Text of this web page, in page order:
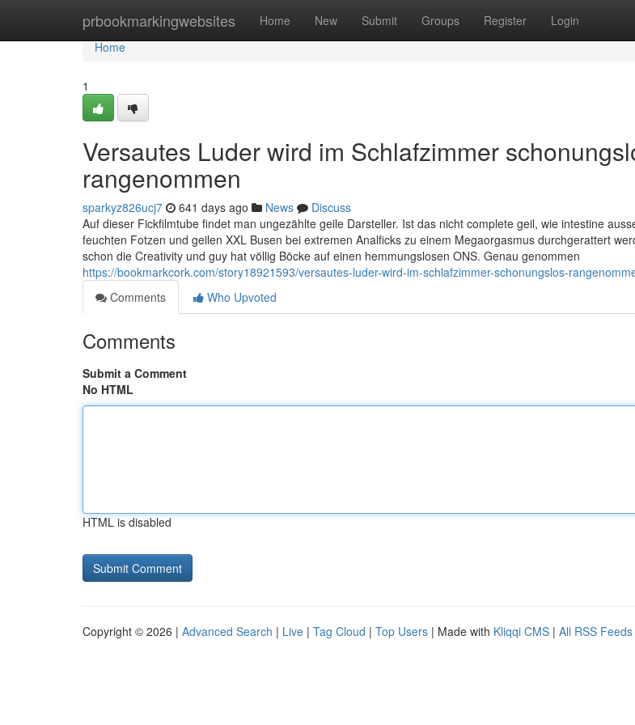
prbookmarkingwebsites Home New Submit Groups Register Login
Home
Home
1
Versautes Luder wird im Schlafzimmer
rangenommen
sparkyz826ucj7 641 days ago News
Discuss
Auf dieser Fickfilmtube findet man ungezählte geile Darsteller. Ist das nicht complete geil, wie intestine
feuchten Fotzen und geilen XXL Busen bei extremen Analficks zu einem Megaorgasmus durchgerattert
schon die Creativity und guy hat völlig Böcke auf einen hemmungslosen ONS. Genau genommen
https://bookmarkcork.com/story18921593/versautes-luder-wird-im-schlafzimmer-schonungslos-
Comments
Who Upvoted
Comments
Submit a Comment
No HTML
HTML is disabled
Copyright © 2026 | Advanced Search | Live | Tag Cloud | Top Users | Made with Kliqqi CMS | All RSS Feeds